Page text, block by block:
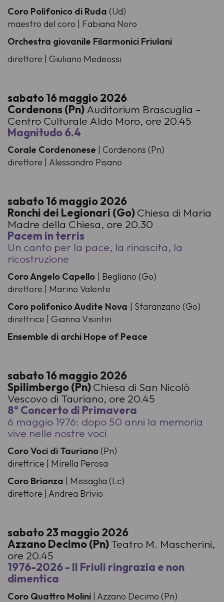
Coro Polifonico di Ruda (Ud)
maestro del coro | Fabiana Noro
Orchestra giovanile Filarmonici Friulani
direttore | Giuliano Medeossi
sabato 16 maggio 2026
Cordenons (Pn)Auditorium Brascuglia -
Centro Culturale Aldo Moro, ore 20.45
Magnitudo 6.4
Corale Cordenonese | Cordenons (Pn)
direttore | Alessandro Pisano
sabato 16 maggio 2026
Ronchi dei Legionari (Go)Chiesa di Maria
Madre della Chiesa, ore 20.30
Pacem in terris
Un canto per la pace, la rinascita, la
ricostruzione
Coro Angelo Capello | Begliano (Go)
direttore | Marino Valente
Coro polifonico Audite Nova | Staranzano (Go)
direttrice | Gianna Visintin
Ensemble di archi Hope of Peace
sabato 16 maggio 2026
Spilimbergo (Pn)Chiesa di San Nicolò
Vescovo di Tauriano, ore 20.45
8° Concerto di Primavera
6 maggio 1976: dopo 50 anni la memoria
vive nelle nostre voci
Coro Voci di Tauriano(Pn)
direttrice | Mirella Perosa
Coro Brianza | Missaglia (Lc)
direttore | Andrea Brivio
sabato 23 maggio 2026
Azzano Decimo (Pn)Teatro M. Mascherini,
ore 20.45
1976-2026 - Il Friuli ringrazia e non
dimentica
Coro Quattro Molini | Azzano Decimo (Pn)